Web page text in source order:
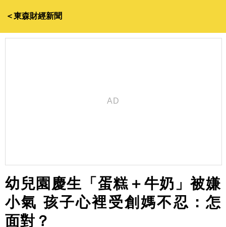
＜東森財經新聞
幼兒園慶生「蛋糕＋牛奶」被嫌
小氣 孩子心裡受創媽不忍：怎
面對？